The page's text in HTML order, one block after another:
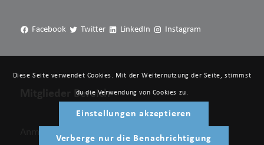
Facebook Twitter LinkedIn Instagram
Mitglieder Bereich
Anmelden
Diese Seite verwendet Cookies. Mit der Weiternutzung der Seite, stimmst
du die Verwendung von Cookies zu.
Einstellungen akzeptieren
Verberge nur die Benachrichtigung